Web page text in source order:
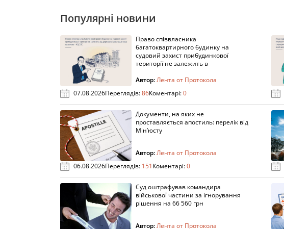
Популярні новини
Право співвласника
багатоквартирного будинку на
судовий захист прибудинкової
території не залежить в
Автор:Лента от Протокола
07.08.2026Переглядів:86Коментарі:0
Документи, на яких не
проставляється апостиль: перелік від
Мін’юсту
Автор:Лента от Протокола
06.08.2026Переглядів: 151Коментарі:0
Суд оштрафував командира
військової частини за ігнорування
рішення на 66 560 грн
Автор:Лента от Протокола